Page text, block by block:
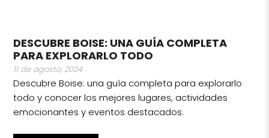
DESCUBRE BOISE: UNA GUÍA COMPLETA
PARA EXPLORARLO TODO
11 de agosto, 2024
Descubre Boise: una guía completa para explorarlo
todo y conocer los mejores lugares, actividades
emocionantes y eventos destacados.